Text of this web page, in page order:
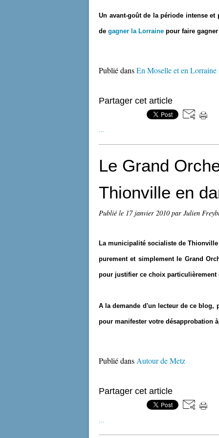
Un avant-goût de la période intense
de gagner la Lorraine pour faire
Publié dansEn Moselle et en Lorraine
Partager cet article
…
Le Grand
Thionville en
Publié le 17 janvier 2010par Julien
La municipalité socialiste de
purement et simplement le Grand
pour justifier ce choix particulièrement
A la demande d'un lecteur de ce
pour manifester votre désapprobation
Publié dans Autour de Metz
Partager cet article
…